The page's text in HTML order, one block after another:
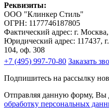
Реквизиты:
ООО "Клинкер Стиль"
ОГРН: 1177746187805
Фактический адрес: г.
Юридический адрес: 117437,
104, оф. 308
+7 (495) 997-70-80 Заказать
Подпишитесь на рассылку
Отправляя данную форму, Вы
обработку персональных